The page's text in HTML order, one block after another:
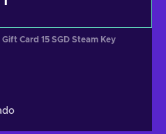
Card 15 SGD Steam Key